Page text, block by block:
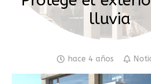
lluvia
hace 4 años